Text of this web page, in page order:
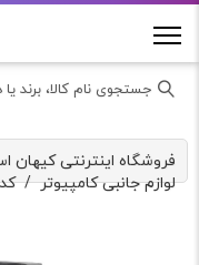
جستجوی نام کالا، برند
فروشگاه اینترنتی کیهان
لوازم جانبی کامپیوتر/